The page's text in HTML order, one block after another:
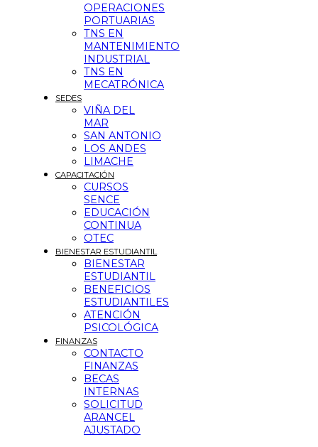
OPERACIONES
PORTUARIAS
TNS EN
MANTENIMIENTO
INDUSTRIAL
TNS EN
MECATRÓNICA
SEDES
VIÑA DEL
MAR
SAN ANTONIO
LOS ANDES
LIMACHE
CAPACITACIÓN
CURSOS
SENCE
EDUCACIÓN
CONTINUA
OTEC
BIENESTAR ESTUDIANTIL
BIENESTAR
ESTUDIANTIL
BENEFICIOS
ESTUDIANTILES
ATENCIÓN
PSICOLÓGICA
FINANZAS
CONTACTO
FINANZAS
BECAS
INTERNAS
SOLICITUD
ARANCEL
AJUSTADO